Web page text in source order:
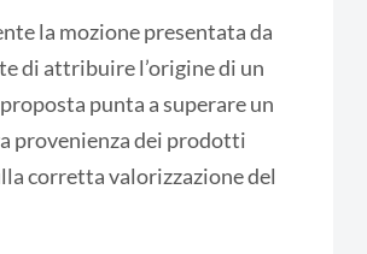
la mozione presentata da
di attribuire l’origine di un
punta a superare un
provenienza dei prodotti
corretta valorizzazione del